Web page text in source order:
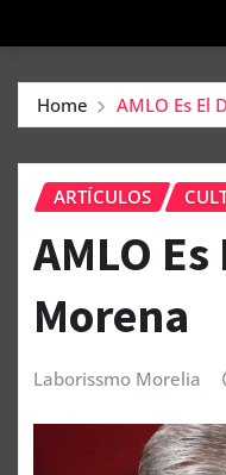
Home AMLO Es El
ARTÍCULOS
AMLO
Morena
Laborissmo Morelia